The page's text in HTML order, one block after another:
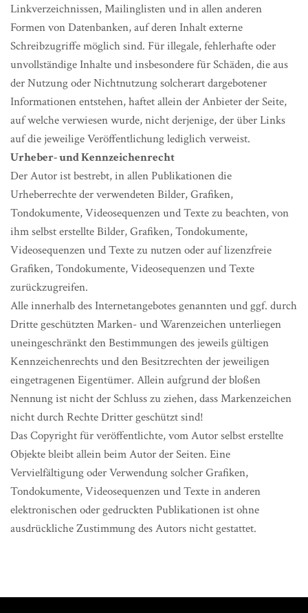
Linkverzeichnissen, Mailinglisten und in allen anderen
Formen von Datenbanken, auf deren Inhalt externe
Schreibzugriffe möglich sind. Für illegale, fehlerhafte oder
unvollständige Inhalte und insbesondere für Schäden, die aus
der Nutzung oder Nichtnutzung solcherart dargebotener
Informationen entstehen, haftet allein der Anbieter der Seite,
auf welche verwiesen wurde, nicht derjenige, der über Links
auf die jeweilige Veröffentlichung lediglich verweist.
Urheber- und Kennzeichenrecht
Der Autor ist bestrebt, in allen Publikationen die
Urheberrechte der verwendeten Bilder, Grafiken,
Tondokumente, Videosequenzen und Texte zu beachten, von
ihm selbst erstellte Bilder, Grafiken, Tondokumente,
Videosequenzen und Texte zu nutzen oder auf lizenzfreie
Grafiken, Tondokumente, Videosequenzen und Texte
zurückzugreifen.
Alle innerhalb des Internetangebotes genannten und ggf. durch
Dritte geschützten Marken- und Warenzeichen unterliegen
uneingeschränkt den Bestimmungen des jeweils gültigen
Kennzeichenrechts und den Besitzrechten der jeweiligen
eingetragenen Eigentümer. Allein aufgrund der bloßen
Nennung ist nicht der Schluss zu ziehen, dass Markenzeichen
nicht durch Rechte Dritter geschützt sind!
Das Copyright für veröffentlichte, vom Autor selbst erstellte
Objekte bleibt allein beim Autor der Seiten. Eine
Vervielfältigung oder Verwendung solcher Grafiken,
Tondokumente, Videosequenzen und Texte in anderen
elektronischen oder gedruckten Publikationen ist ohne
ausdrückliche Zustimmung des Autors nicht gestattet.